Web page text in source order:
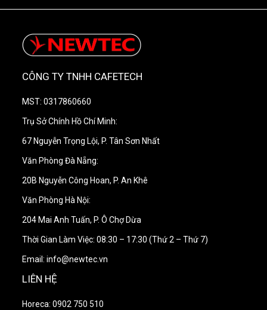
thiết kế đơn giản, dế sử dụng, hoạt động chỉ với
một lần nhấn
Dễ dàng lắp đặt, tháo rời, vệ sinh máy rửa cối
Blendtec
An toàn
Công suất cực lớn
Vòi phun nước làm bằng thép không rỉ có tuổi thọ
Bạn chỉ cần tốn 5-10 giây cho một lần rửa
Linh động Phù hợp cho mọi thiết bị, dụng cụ có
đường kính 8 inch hoặc nhỏ hơn
CÔNG TY TNHH CAFETECH
MST: 0317860660
Trụ Sở Chính Hồ Chí Minh:
67 Nguyễn Trọng Lội, P. Tân Sơn Nhất
Văn Phòng Đà Nẵng:
20B Nguyễn Công Hoan, P. An Khê
Văn Phòng Hà Nội:
204 Mai Anh Tuấn, P. Ô Chợ Dừa
Thời Gian Làm Việc: 08:30 – 17:30 (Thứ 2 – Thứ 7)
Email: info@newtec.vn
LIÊN HỆ
Horeca: 0902 750 510